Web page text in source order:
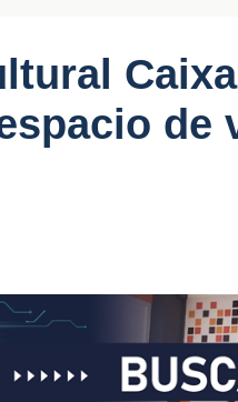
de